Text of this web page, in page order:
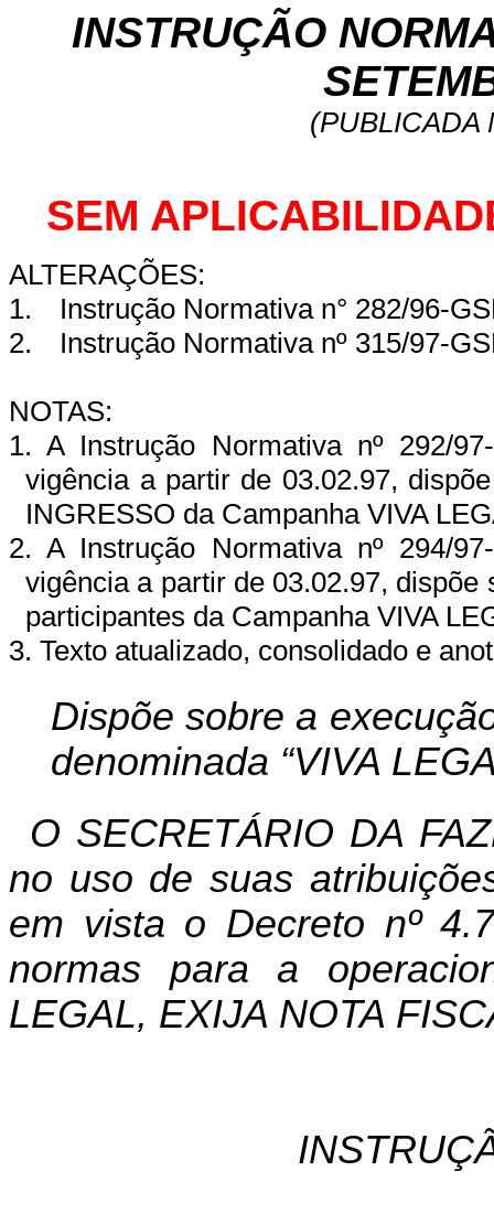
INSTRUÇÃO
(PUBLICADA
SEM
ALTERAÇÕES:
1.
Instrução Normativa n° 282/96-
2.
Instrução Normativa nº 315/97-
NOTAS:
1. A Instrução Normativa nº 292/
vigência a partir de 03.02.97,
INGRESSO da Campanha VIVA
2. A Instrução Normativa nº 294/
vigência a partir de 03.02.97,
participantes da Campanha VIVA
3. Texto atualizado, consolidado e
Dispõe sobre a
denominada “VIVA
O SECRETÁRIO DA
no uso de suas
em vista o Decreto nº
normas para a
LEGAL, EXIJA NOTA